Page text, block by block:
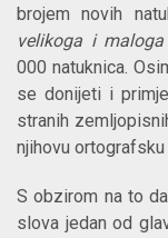
brojem novih
velikoga i
000 natuknica.
se donijeti i
stranih
njihovu
S obzirom na to
slova jedan od